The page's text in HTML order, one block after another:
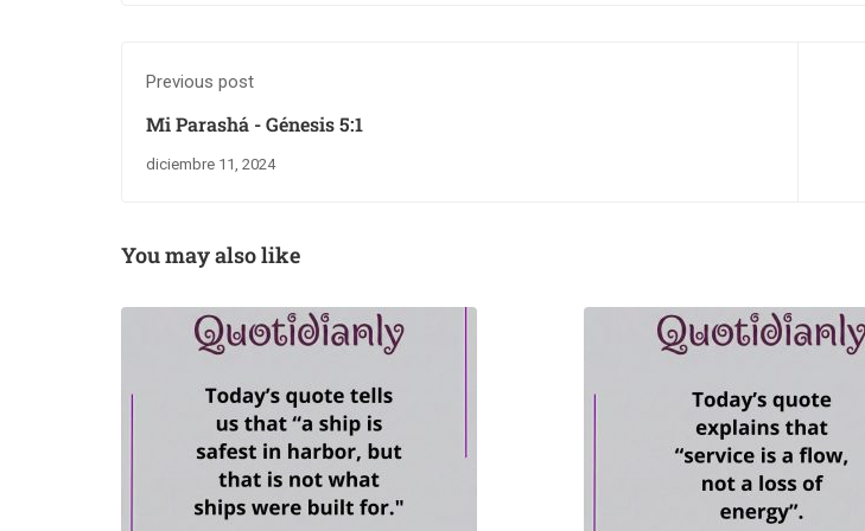
Previous post
Mi Parashá - Génesis 5:1
diciembre 11, 2024
You may also like